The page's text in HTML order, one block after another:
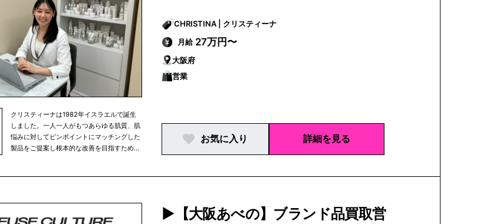
対応しながら、新たな雇用の創出とキャリア
形成のサポートを推進しています。 “好き”を
仕事にする人を増やすこと。 それが、iDAの
ミッションです。
クリスティーナは1982年イスラエルで誕生
しました。一人一人がもつあらゆる肌質、肌
悩みに対してピンポイントにマッチングした
製品をご提案し根本的な改善を目指すために
CHRISTINA | クリスティーナ
月給 27万円〜
大阪府
営業
お気に入り 詳細を見る
▶【大阪あべの】ブランド品買取営